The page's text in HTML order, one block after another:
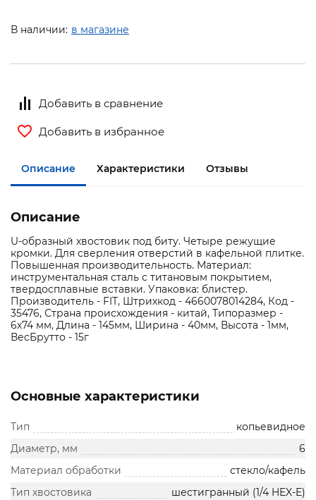
В наличии: в магазине
Добавить в сравнение
Добавить в избранное
Описание Характеристики Отзывы
Описание
U-образный хвостовик под биту. Четыре режущие
кромки. Для сверления отверстий в кафельной плитке.
Повышенная производительность. Материал:
инструментальная сталь с титановым покрытием,
твердосплавные вставки. Упаковка: блистер.
Производитель - FIT, Штрихкод - 4660078014284, Код -
35476, Страна происхождения - китай, Типоразмер -
6х74 мм, Длина - 145мм, Ширина - 40мм, Высота - 1мм,
ВесБрутто - 15г
Основные характеристики
Тип
копьевидное
Диаметр, мм
6
Материал обработки
стекло/кафель
Тип хвостовика
шестигранный (1/4 HEX-E)